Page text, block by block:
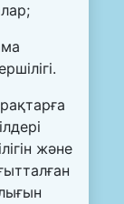
және